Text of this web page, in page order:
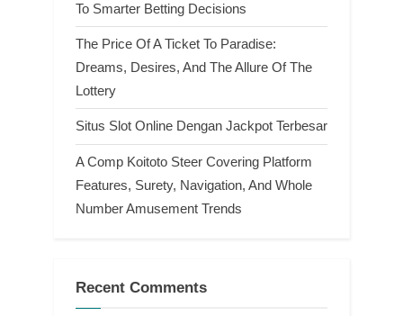
To Smarter Betting Decisions
The Price Of A Ticket To Paradise:
Dreams, Desires, And The Allure Of The
Lottery
Situs Slot Online Dengan Jackpot Terbesar
A Comp Koitoto Steer Covering Platform
Features, Surety, Navigation, And Whole
Number Amusement Trends
Recent Comments